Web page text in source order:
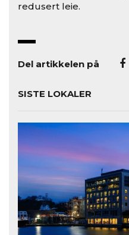
redusert leie.
Del artikkelen på
SISTE LOKALER